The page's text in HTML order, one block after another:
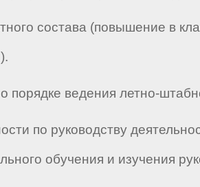
состава (повышение в
порядке ведения летно-
по руководству
обучения и изучения